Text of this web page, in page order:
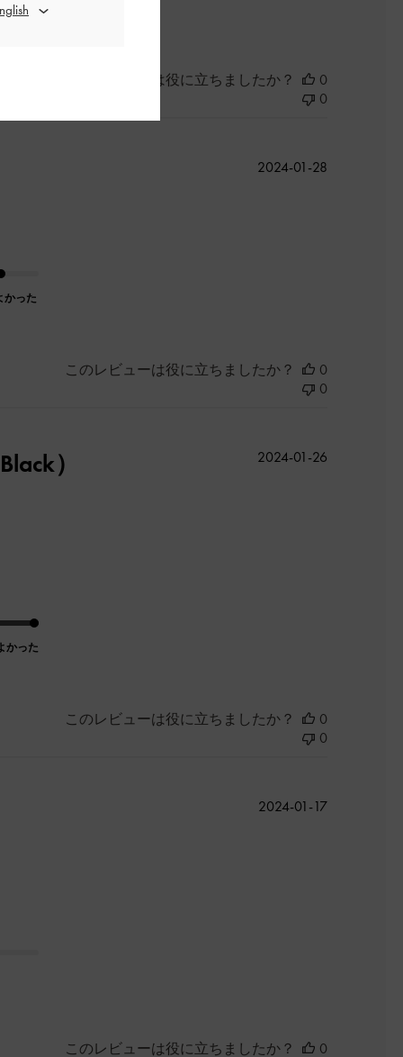
かった
このレビューは役に立ちましたか？
0
0
かった
公
2024-01-28
このレビューは役に立ちましたか？
0
0
）
かった
公
2024-01-26
このレビューは役に立ちましたか？
0
0
公
2024-01-17
このレビューは役に立ちましたか？ 0